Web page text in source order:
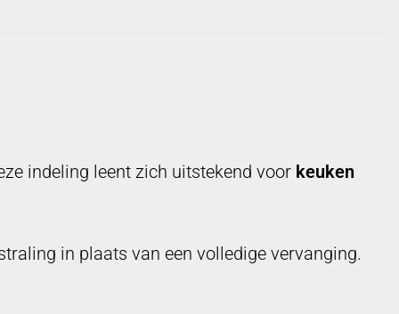
indeling leent zich uitstekend voor keuken
in plaats van een volledige vervanging.